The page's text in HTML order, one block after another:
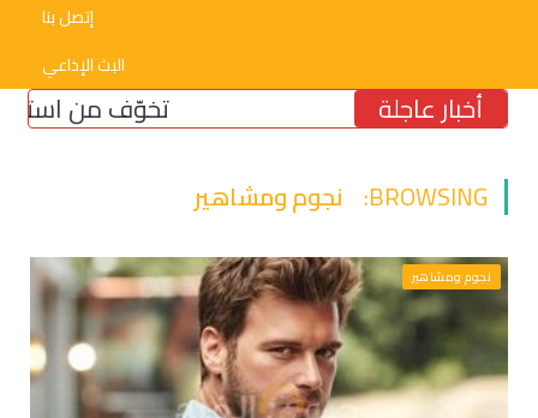
إتصل بنا
البث الإذاعي
أخبار عاجلة تخوّف من استمرار
BROWSING: نجوم ومشاهير
نجوم ومشاهير